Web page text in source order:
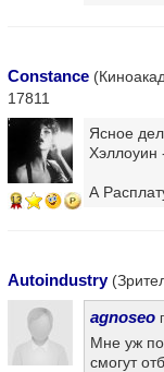
Constance
17811
13
Ясное
Хэллоуин
А
Autoindustry
agnoseo
Мне уж
смогут